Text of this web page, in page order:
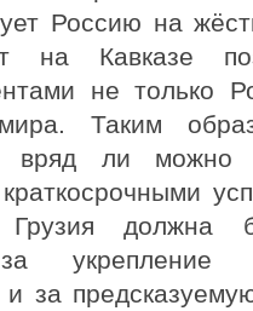
Россию на
на Кавказе
не только
мира. Таким
вряд ли можно
краткосрочными
Грузия
за
и за